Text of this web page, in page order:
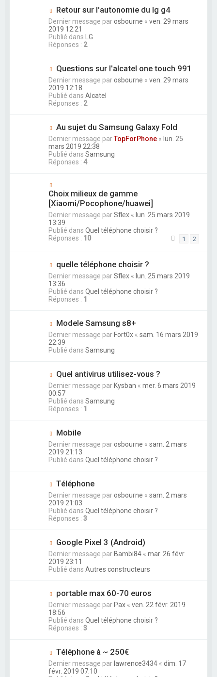
Retour sur l'autonomie du lg g4
Dernier message parosbourne « ven. 29 mars
2019 12:21
Publié dans
LG
Réponses : 2
Questions sur l'alcatel one touch 991
Dernier message parosbourne « ven. 29 mars
2019 12:18
Publié dans Alcatel
Réponses : 2
Au sujet du Samsung Galaxy Fold
Dernier message parTopForPhone « lun. 25
mars 2019 22:38
Publié dans Samsung
Réponses : 4
Choix milieux de gamme
[Xiaomi/Pocophone/huawei]
Dernier message parSflex « lun. 25 mars 2019
13:39
Publié dans Quel téléphone choisir ?
Réponses : 10 1 2
quelle téléphone choisir ?
Dernier message parSflex « lun. 25 mars 2019
13:36
Publié dans Quel téléphone choisir ?
Réponses : 1
Modele Samsung s8+
Dernier message par Fort0x « sam. 16 mars 2019
22:39
Publié dans Samsung
Quel antivirus utilisez-vous ?
Dernier message par Kysban « mer. 6 mars 2019
00:57
Publié dans Samsung
Réponses : 1
Mobile
Dernier message parosbourne « sam. 2 mars
2019 21:13
Publié dans Quel téléphone choisir ?
Téléphone
Dernier message parosbourne « sam. 2 mars
2019 21:03
Publié dans Quel téléphone choisir ?
Réponses : 3
Google Pixel 3 (Android)
Dernier message par Bambi84 « mar. 26 févr.
2019 23:11
Publié dans Autres constructeurs
portable max 60-70 euros
Dernier message par Pax « ven. 22 févr. 2019
18:56
Publié dans Quel téléphone choisir ?
Réponses : 3
Téléphone à ~ 250€
Dernier message par lawrence3434 « dim. 17
févr. 2019 07:10